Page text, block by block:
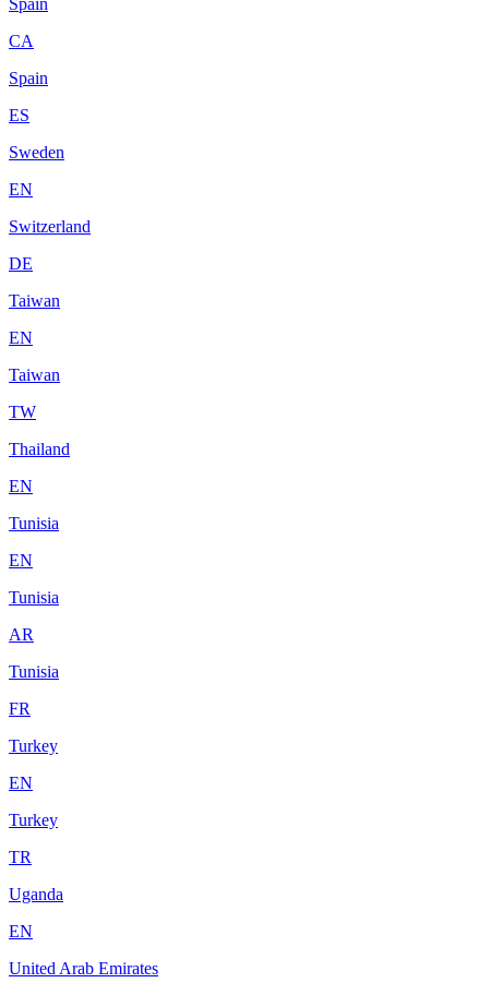
Spain
CA
Spain
ES
Sweden
EN
Switzerland
DE
Taiwan
EN
Taiwan
TW
Thailand
EN
Tunisia
EN
Tunisia
AR
Tunisia
FR
Turkey
EN
Turkey
TR
Uganda
EN
United Arab Emirates